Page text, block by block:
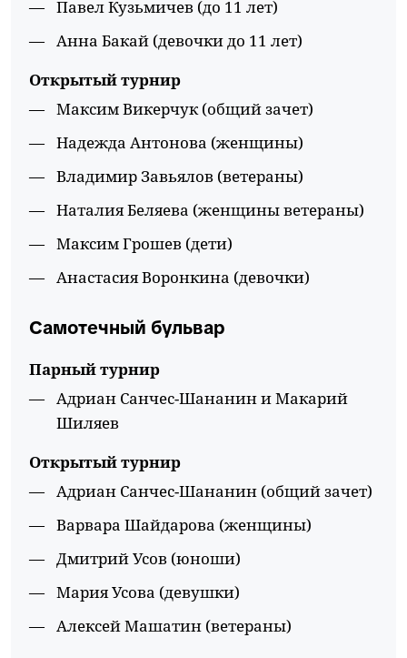
Павел Кузьмичев (до 11 лет)
Анна Бакай (девочки до 11 лет)
Открытый турнир
Максим Викерчук (общий зачет)
Надежда Антонова (женщины)
Владимир Завьялов (ветераны)
Наталия Беляева (женщины ветераны)
Максим Грошев (дети)
Анастасия Воронкина (девочки)
Самотечный бульвар
Парный турнир
Адриан Санчес-Шананин и Макарий
Шиляев
Открытый турнир
Адриан Санчес-Шананин (общий зачет)
Варвара Шайдарова (женщины)
Дмитрий Усов (юноши)
Мария Усова (девушки)
Алексей Машатин (ветераны)